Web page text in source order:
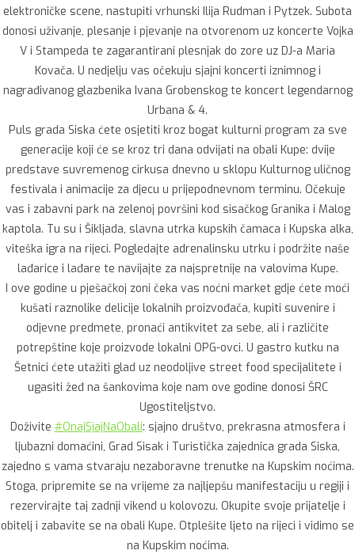
elektroničke scene, nastupiti vrhunski Ilija Rudman i Pytzek. Subota
donosi uživanje, plesanje i pjevanje na otvorenom uz koncerte Vojka
V i Stampeda te zagarantirani plesnjak do zore uz DJ-a Maria
Kovača. U nedjelju vas očekuju sjajni koncerti iznimnog i
nagrađivanog glazbenika Ivana Grobenskog te koncert legendarnog
Urbana & 4.
Puls grada Siska ćete osjetiti kroz bogat kulturni program za sve
generacije koji će se kroz tri dana odvijati na obali Kupe: dvije
predstave suvremenog cirkusa dnevno u sklopu Kulturnog uličnog
festivala i animacije za djecu u prijepodnevnom terminu. Očekuje
vas i zabavni park na zelenoj površini kod sisačkog Granika i Malog
kaptola. Tu su i Šikljada, slavna utrka kupskih čamaca i Kupska alka,
viteška igra na rijeci. Pogledajte adrenalinsku utrku i podržite naše
lađarice i lađare te navijajte za najspretnije na valovima Kupe.
I ove godine u pješačkoj zoni čeka vas noćni market gdje ćete moći
kušati raznolike delicije lokalnih proizvođača, kupiti suvenire i
odjevne predmete, pronaći antikvitet za sebe, ali i različite
potrepštine koje proizvode lokalni OPG-ovci. U gastro kutku na
Šetnici ćete utažiti glad uz neodoljive street food specijalitete i
ugasiti žeđ na šankovima koje nam ove godine donosi ŠRC
Ugostiteljstvo.
Doživite #OnajSjajNaObali: sjajno društvo, prekrasna atmosfera i
ljubazni domaćini, Grad Sisak i Turistička zajednica grada Siska,
zajedno s vama stvaraju nezaboravne trenutke na Kupskim noćima.
Stoga, pripremite se na vrijeme za najljepšu manifestaciju u regiji i
rezervirajte taj zadnji vikend u kolovozu. Okupite svoje prijatelje i
obitelj i zabavite se na obali Kupe. Otplešite ljeto na rijeci i vidimo se
na Kupskim noćima.